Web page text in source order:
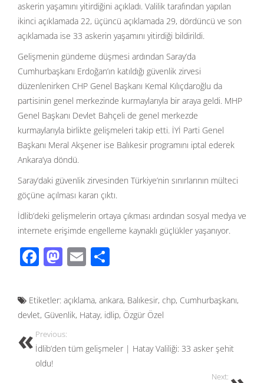
askerin yaşamını yitirdiğini açıkladı. Valilik tarafından yapılan
ikinci açıklamada 22, üçüncü açıklamada 29, dördüncü ve son
açıklamada ise 33 askerin yaşamını yitirdiği bildirildi.
Gelişmenin gündeme düşmesi ardından Saray’da
Cumhurbaşkanı Erdoğan’ın katıldığı güvenlik zirvesi
düzenlenirken CHP Genel Başkanı Kemal Kılıçdaroğlu da
partisinin genel merkezinde kurmaylarıyla bir araya geldi. MHP
Genel Başkanı Devlet Bahçeli de genel merkezde
kurmaylarıyla birlikte gelişmeleri takip etti. İYİ Parti Genel
Başkanı Meral Akşener ise Balıkesir programını iptal ederek
Ankara’ya döndü.
Saray’daki güvenlik zirvesinden Türkiye’nin sınırlarının mülteci
göçüne açılması kararı çıktı.
İdlib’deki gelişmelerin ortaya çıkması ardından sosyal medya ve
internete erişimde engelleme kaynaklı güçlükler yaşanıyor.
F
e
b
o
o
k
M
to
d
o
n
E
ail ar
e
Etiketler: açıklama, ankara, Balıkesir, chp, Cumhurbaşkanı,
devlet, Güvenlik, Hatay, idlip, Özgür Özel
Previous:
İdlib’den tüm gelişmeler | Hatay Valiliği: 33 asker şehit
oldu!
Next: